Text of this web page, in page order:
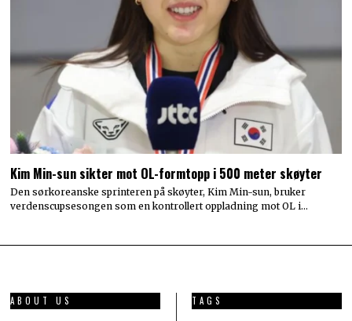
Kim Min-sun sikter mot OL-formtopp i 500 meter skøyter
Den sørkoreanske sprinteren på skøyter, Kim Min-sun, bruker
verdenscupsesongen som en kontrollert oppladning mot OL i…
ABOUT US TAGS